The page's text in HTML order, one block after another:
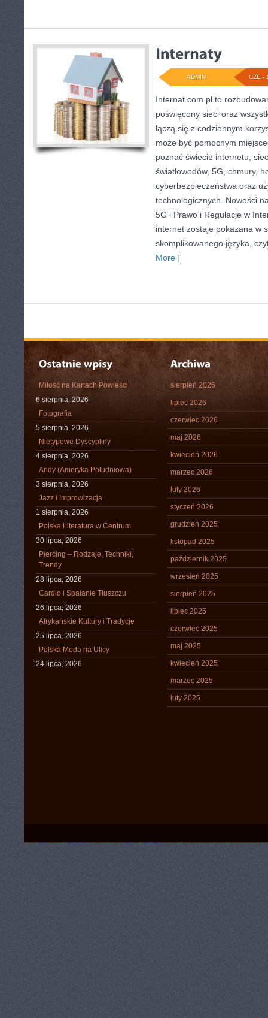
CZE -
ADMIN
Internat.com.pl to
poświęcony sieci oraz
łączą się z codziennym
może być pomocnym
poznać świecie internetu,
światłowodów, 5G, chmury,
cyberbezpieczeństwa oraz
technologicznych. Nowości
5G i Prawo i Regulacje w
internet zostaje pokazana w
skomplikowanego języka,
More ]
Miłość na Kartach Powieści
6 sierpnia, 2026
Fotografia
5 sierpnia, 2026
Nietypowe Dyscypliny
4 sierpnia, 2026
Andy (Ameryka Południowa)
3 sierpnia, 2026
Jazz i Improwizacja
1 sierpnia, 2026
Polska Literatura w Centrum
30 lipca, 2026
Piercing – Rodzaje, Techniki,
Trendy
28 lipca, 2026
Cardio i Spalanie Tłuszczu
26 lipca, 2026
Afrykańskie Kultury i Tradycje
25 lipca, 2026
Polska Moda na Ulicy
24 lipca, 2026
sierpień 2026
lipiec 2026
czerwiec 2026
maj 2026
kwiecień 2026
marzec 2026
luty 2026
styczeń 2026
grudzień 2025
listopad 2025
październik 2025
wrzesień 2025
sierpień 2025
lipiec 2025
czerwiec 2025
maj 2025
kwiecień 2025
marzec 2025
luty 2025